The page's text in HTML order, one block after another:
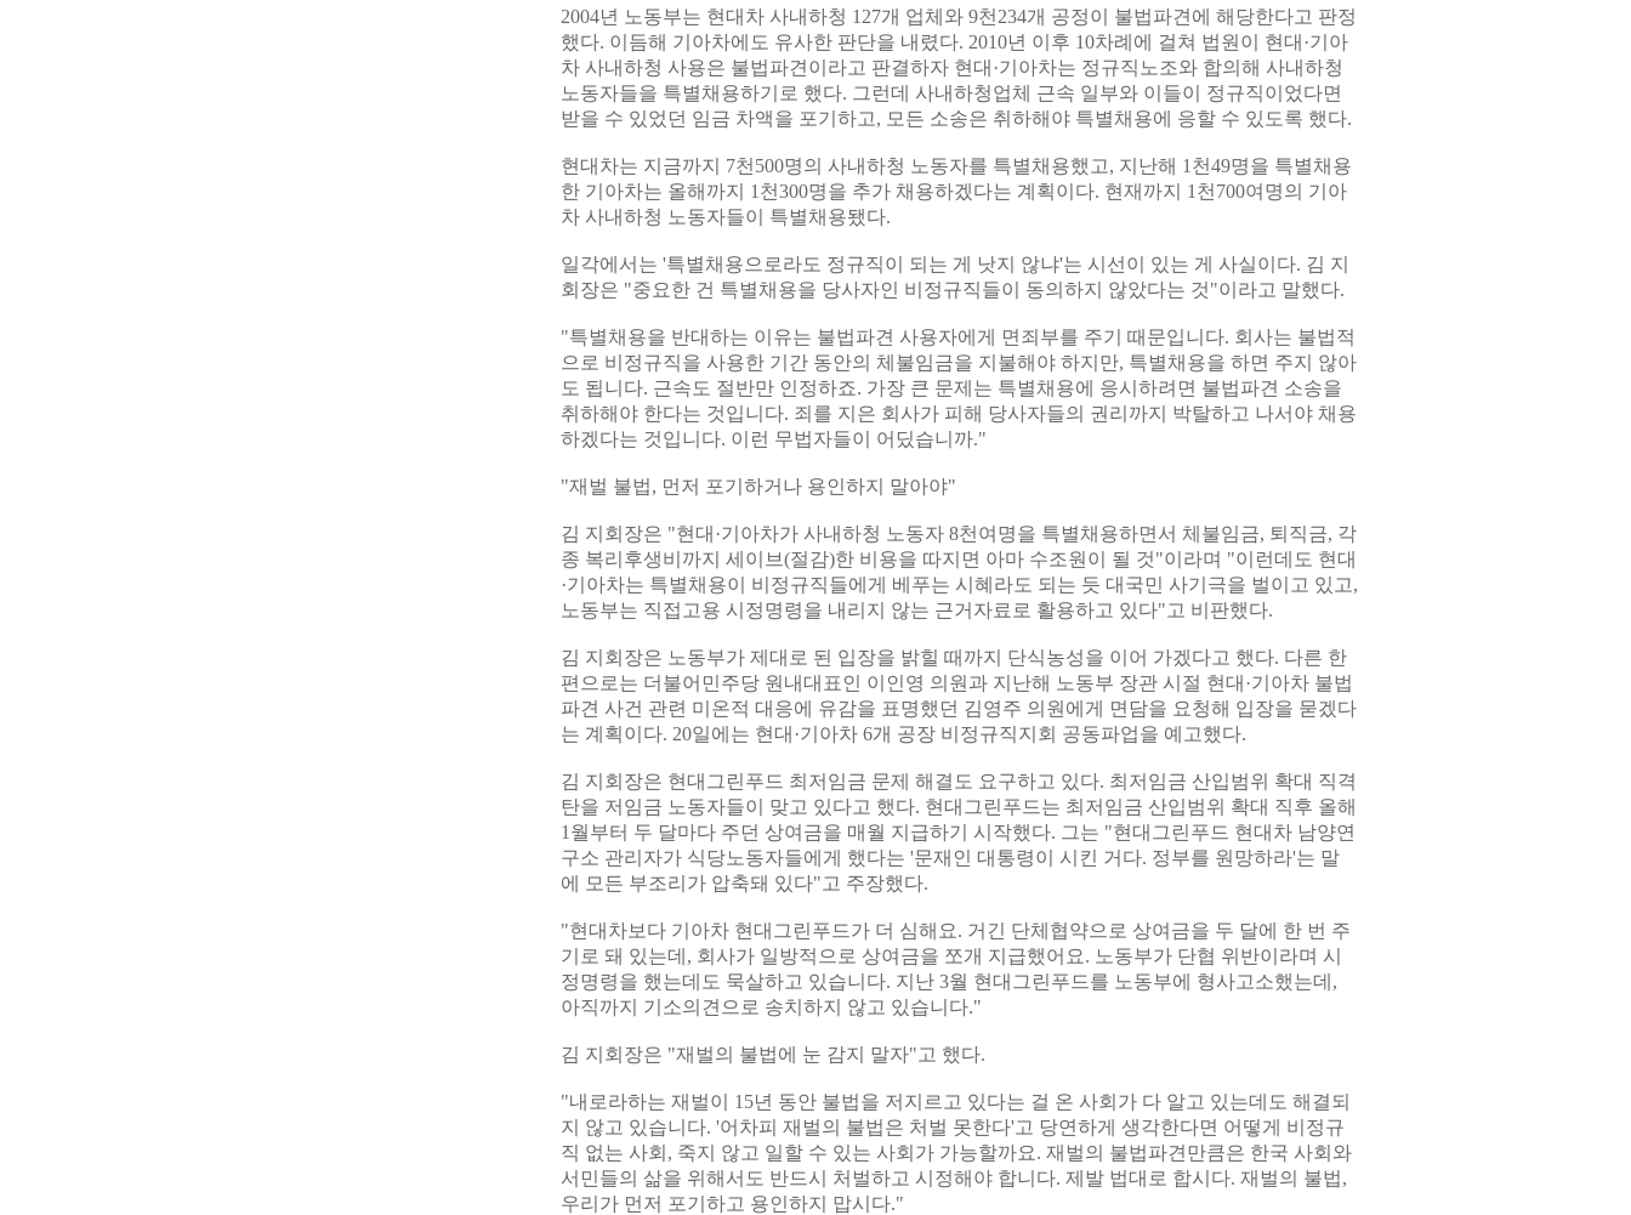
2004년 노동부는 현대차 사내하청 127개 업체와 9천234개 공정이 불법파견에 해당한다고 판정
했다. 이듬해 기아차에도 유사한 판단을 내렸다. 2010년 이후 10차례에 걸쳐 법원이 현대·기아
차 사내하청 사용은 불법파견이라고 판결하자 현대·기아차는 정규직노조와 합의해 사내하청
노동자들을 특별채용하기로 했다. 그런데 사내하청업체 근속 일부와 이들이 정규직이었다면
받을 수 있었던 임금 차액을 포기하고, 모든 소송은 취하해야 특별채용에 응할 수 있도록 했다.
현대차는 지금까지 7천500명의 사내하청 노동자를 특별채용했고, 지난해 1천49명을 특별채용
한 기아차는 올해까지 1천300명을 추가 채용하겠다는 계획이다. 현재까지 1천700여명의 기아
차 사내하청 노동자들이 특별채용됐다.
일각에서는 '특별채용으로라도 정규직이 되는 게 낫지 않냐'는 시선이 있는 게 사실이다. 김 지
회장은 "중요한 건 특별채용을 당사자인 비정규직들이 동의하지 않았다는 것"이라고 말했다.
"특별채용을 반대하는 이유는 불법파견 사용자에게 면죄부를 주기 때문입니다. 회사는 불법적
으로 비정규직을 사용한 기간 동안의 체불임금을 지불해야 하지만, 특별채용을 하면 주지 않아
도 됩니다. 근속도 절반만 인정하죠. 가장 큰 문제는 특별채용에 응시하려면 불법파견 소송을
취하해야 한다는 것입니다. 죄를 지은 회사가 피해 당사자들의 권리까지 박탈하고 나서야 채용
하겠다는 것입니다. 이런 무법자들이 어딨습니까."
"재벌 불법, 먼저 포기하거나 용인하지 말아야"
김 지회장은 "현대·기아차가 사내하청 노동자 8천여명을 특별채용하면서 체불임금, 퇴직금, 각
종 복리후생비까지 세이브(절감)한 비용을 따지면 아마 수조원이 될 것"이라며 "이런데도 현대
·기아차는 특별채용이 비정규직들에게 베푸는 시혜라도 되는 듯 대국민 사기극을 벌이고 있고,
노동부는 직접고용 시정명령을 내리지 않는 근거자료로 활용하고 있다"고 비판했다.
김 지회장은 노동부가 제대로 된 입장을 밝힐 때까지 단식농성을 이어 가겠다고 했다. 다른 한
편으로는 더불어민주당 원내대표인 이인영 의원과 지난해 노동부 장관 시절 현대·기아차 불법
파견 사건 관련 미온적 대응에 유감을 표명했던 김영주 의원에게 면담을 요청해 입장을 묻겠다
는 계획이다. 20일에는 현대·기아차 6개 공장 비정규직지회 공동파업을 예고했다.
김 지회장은 현대그린푸드 최저임금 문제 해결도 요구하고 있다. 최저임금 산입범위 확대 직격
탄을 저임금 노동자들이 맞고 있다고 했다. 현대그린푸드는 최저임금 산입범위 확대 직후 올해
1월부터 두 달마다 주던 상여금을 매월 지급하기 시작했다. 그는 "현대그린푸드 현대차 남양연
구소 관리자가 식당노동자들에게 했다는 '문재인 대통령이 시킨 거다. 정부를 원망하라'는 말
에 모든 부조리가 압축돼 있다"고 주장했다.
"현대차보다 기아차 현대그린푸드가 더 심해요. 거긴 단체협약으로 상여금을 두 달에 한 번 주
기로 돼 있는데, 회사가 일방적으로 상여금을 쪼개 지급했어요. 노동부가 단협 위반이라며 시
정명령을 했는데도 묵살하고 있습니다. 지난 3월 현대그린푸드를 노동부에 형사고소했는데,
아직까지 기소의견으로 송치하지 않고 있습니다."
김 지회장은 "재벌의 불법에 눈 감지 말자"고 했다.
"내로라하는 재벌이 15년 동안 불법을 저지르고 있다는 걸 온 사회가 다 알고 있는데도 해결되
지 않고 있습니다. '어차피 재벌의 불법은 처벌 못한다'고 당연하게 생각한다면 어떻게 비정규
직 없는 사회, 죽지 않고 일할 수 있는 사회가 가능할까요. 재벌의 불법파견만큼은 한국 사회와
서민들의 삶을 위해서도 반드시 처벌하고 시정해야 합니다. 제발 법대로 합시다. 재벌의 불법,
우리가 먼저 포기하고 용인하지 맙시다."